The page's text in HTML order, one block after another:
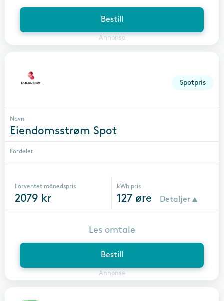
Bestill
Annonse
Spotpris
Navn
Eiendomsstrøm Spot
Fordeler
Forventet månedspris
2079 kr
kWh pris
127 øre Detaljer
Bestill
Annonse
Les omtale